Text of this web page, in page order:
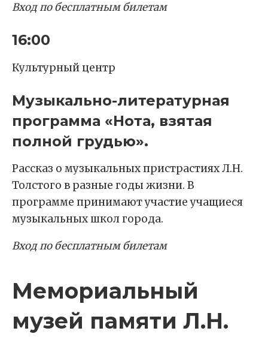
Вход по бесплатным билетам
16:00
Культурный центр
Музыкально-литературная
программа «Нота, взятая
полной грудью».
Рассказ о музыкальных пристрастиях Л.Н.
Толстого в разные годы жизни. В
программе принимают участие учащиеся
музыкальных школ города.
Вход по бесплатным билетам
Мемориальный
музей памяти Л.Н.